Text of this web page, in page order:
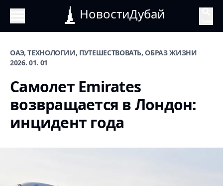
НовостиДубай
ОАЭ, ТЕХНОЛОГИИ, ПУТЕШЕСТВОВАТЬ, ОБРАЗ ЖИЗНИ
2026. 01. 01
Самолет Emirates
возвращается в Лондон:
инцидент года